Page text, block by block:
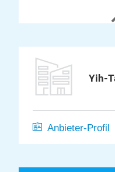
Yih-
Anbieter-Profil